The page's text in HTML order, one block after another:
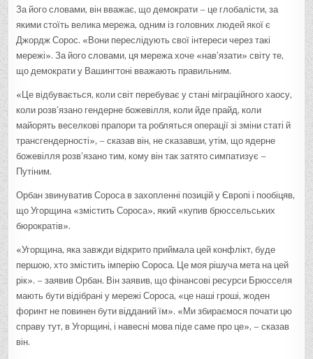
За його словами, він вважає, що демократи – це глобалісти, за
якими стоїть велика мережа, одним із головних людей якої є
Джордж Сорос. «Вони переслідують свої інтереси через такі
мережі». За його словами, ця мережа хоче «нав’язати» світу те,
що демократи у Вашингтоні вважають правильним.
«Це відбувається, коли світ перебуває у стані міграційного хаосу,
коли розв’язано гендерне божевілля, коли йде прайд, коли
майорять веселкові прапори та робляться операції зі зміни статі й
трансгендерності», – сказав він, не сказавши, утім, що ядерне
божевілля розв’язано тим, кому він так затято симпатизує –
Путіним.
Орбан звинуватив Сороса в захопленні позицій у Європі і пообіцяв,
що Угорщина «змістить Сороса», який «купив брюссельських
бюрократів».
«Угорщина, яка завжди відкрито приймала цей конфлікт, буде
першою, хто змістить імперію Сороса. Це моя рішуча мета на цей
рік». – заявив Орбан. Він заявив, що фінансові ресурси Брюсселя
мають бути відібрані у мережі Сороса, «це наші гроші, жоден
форинт не повинен бути відданий їм». «Ми збираємося почати цю
справу тут, в Угорщині, і навесні мова піде саме про це», – сказав
він.